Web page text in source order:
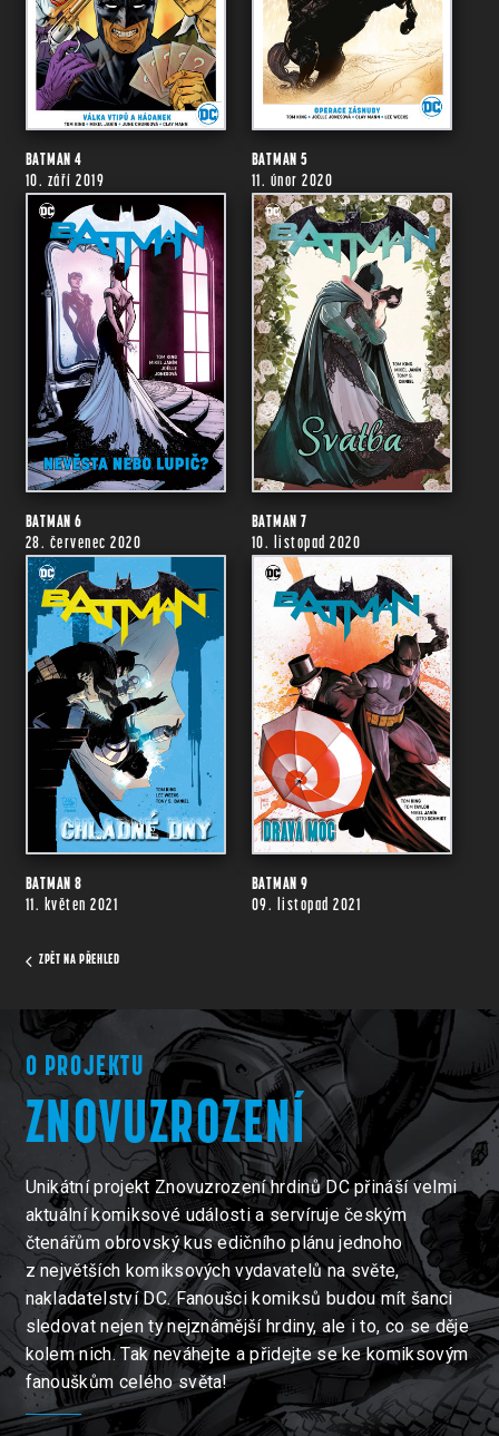
BATMAN 4
10. září 2019
BATMAN 5
11. únor 2020
BATMAN 6
28. červenec 2020
BATMAN 7
10. listopad 2020
BATMAN 8
11. květen 2021
BATMAN 9
09. listopad 2021
ZPĚT NA PŘEHLED
O PROJEKTU
ZNOVUZROZENÍ
Unikátní projekt Znovuzrození hrdinů DC přináší velmi
aktuální komiksové události a servíruje českým
čtenářům obrovský kus edičního plánu jednoho
z největších komiksových vydavatelů na světe,
nakladatelství DC. Fanoušci komiksů budou mít šanci
sledovat nejen ty nejznámější hrdiny, ale i to, co se děje
kolem nich. Tak neváhejte a přidejte se ke komiksovým
fanouškům celého světa!